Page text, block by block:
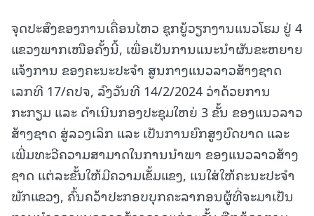
ຈຸດປະສົງຂອງການເຄື່ອນໄຫວ ຊຸກຍູ້ວຽກງານແນວໂຮມ ຢູ່ 4
ແຂວງພາກເໜືອຄັ້ງນີ້, ເພື່ອເປັນການແນະນໍາຜັນຂະຫຍາຍ
ແຈ້ງການ ຂອງຄະນະປະຈໍາ ສູນກາງແນວລາວສ້າງຊາດ
ເລກທີ 17/ຄປຈ, ລົງວັນທີ 14/2/2024 ວ່າດ້ວຍການ
ກະກຽມ ແລະ ດໍາເນີນກອງປະຊຸມໃຫຍ່ 3 ຂັ້ນ ຂອງແນວລາວ
ສ້າງຊາດ ສູ່ລວງເລິກ ແລະ ເປັນການຍົກສູງບົດບາດ ແລະ
ເພີ່ມທະວີຄວາມສາມາດໃນການນໍາພາ ຂອງແນວລາວສ້າງ
ຊາດ ແຕ່ລະຂັ້ນໃຫ້ມີຄວາມເຂັ້ມແຂງ, ແນໃສ່ໃຫ້ຄະນະປະຈໍາ
ພັກແຂວງ, ຄົ້ນຄວ້າປະກອບບຸກຄະລາກອນຜູ້ທີ່ຈະມາເປັນ